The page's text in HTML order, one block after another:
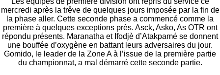
mercredi après la trêve de quelques jours imposée par la fin de
la phase aller. Cette seconde phase a commencé comme la
première à quelques exceptions près. Asck, Asko, As OTR ont
répondu présents. Maranatha et Ifodjè d’Atakpamé se donnent
une bouffée d’oxygène en battant leurs adversaires du jour.
Gomido, le leader de la Zone A à l’issue de la première partie
du championnat, a mal démarré cette seconde partie.